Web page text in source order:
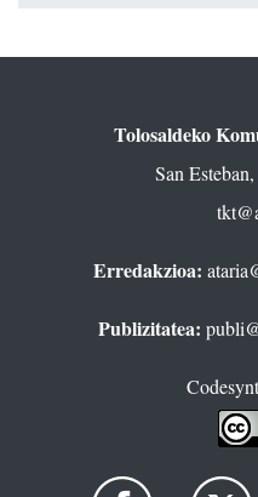
Tolosaldeko
San
Erredakzioa:
Publizitatea: